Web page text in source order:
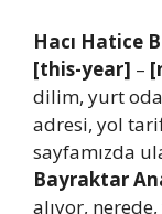
Hacı Hatice
[this-year] –
dilim, yurt
adresi, yol
sayfamızda
Bayraktar
alıyor,